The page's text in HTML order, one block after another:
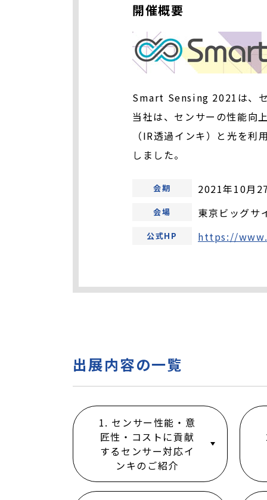
開催概要
Smart Sensing 2021は、
当社は、センサーの性能向
（IR透過インキ）と光を
しました。
会期 2021年10月
会場 東京ビッグサ
公式HP https://
出展内容の一覧
1. センサー性能・意
匠性・コストに貢献
するセンサー対応イ
ンキのご紹介